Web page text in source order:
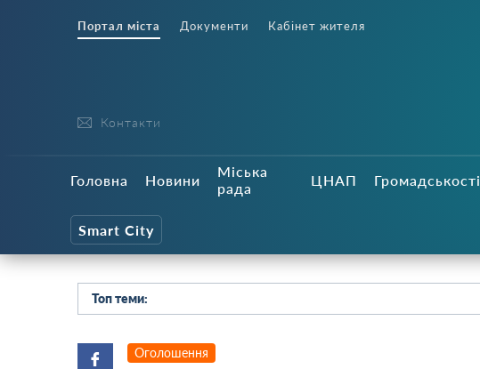
Портал міста Документи Кабінет жителя
Контакти
Головна Новини
Міська
рада
ЦНАП Громадськості
Smart City
Топ теми:
Оголошення